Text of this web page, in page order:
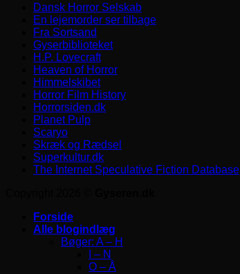
Dansk Horror Selskab
En lejemorder ser tilbage
Fra Sortsand
Gyserbiblioteket
H.P. Lovecraft
Heaven of Horror
Himmelskibet
Horror Film History
Horrorsiden.dk
Planet Pulp
Scaryo
Skræk og Rædsel
Superkultur.dk
The Internet Speculative Fiction Database
Forside
Alle blogindlæg
Bøger: A – H
I – N
O – Å